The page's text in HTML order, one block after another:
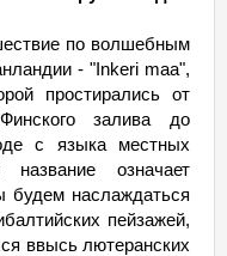
по волшебным
- "Inkeri maa",
простирались от
залива до
с языка местных
означает
будем наслаждаться
пейзажей,
ввысь лютеранских